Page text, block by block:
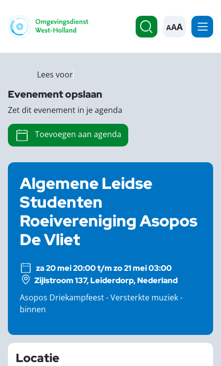
A
Algemene Leidse
Studenten
Roeivereniging Asopos
De Vliet
za 20 mei 20:00 t/m zo 21 mei 03:00
Zijlstroom 137, Leiderdorp, Nederland
Asopos Driekampfeest - Versterkte muziek -
binnen
Locatie
Lees voor
Evenement opslaan
Zet dit evenement in je agenda
Toevoegen aan agenda